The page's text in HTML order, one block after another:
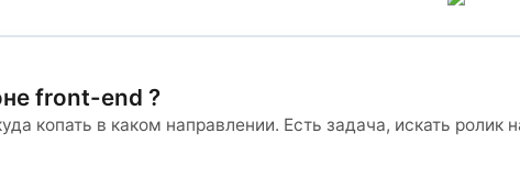
front-end ?
копать в каком направлении. Есть задача, искать